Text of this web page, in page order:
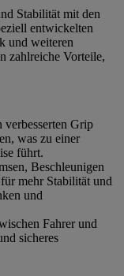
Stabilität mit den
entwickelten
und weiteren
zahlreiche Vorteile,
verbesserten Grip
was zu einer
führt.
Beschleunigen
mehr Stabilität und
und
Fahrer und
sicheres